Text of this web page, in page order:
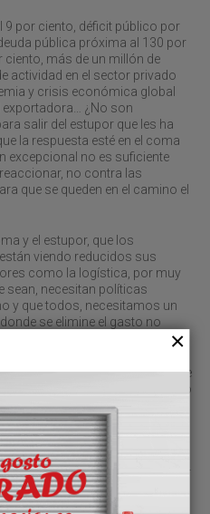
9 por ciento, déficit público por
pública próxima al 130 por
más de un millón de
actividad en el sector privado
y crisis económica global
exportadora… ¿No son
salir del estupor que les ha
la respuesta esté en el coma
excepcional no es suficiente
no contra las
que se queden en el camino el
y el estupor, que los
viendo reducidos sus
como la logística, por muy
sean, necesitan políticas
y que todos, necesitamos un
se elimine el gasto no
público o privado, esto va de
a unos para obtener rédito
muy recomendable y si tanto
fíjense en los que lo han
se han reducido el 20 por